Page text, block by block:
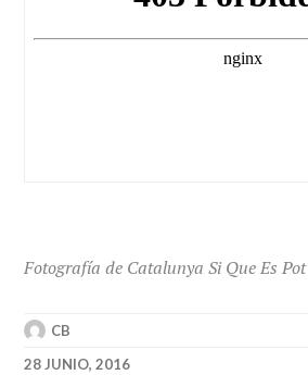
Fotografía de Catalunya Si Que Es Pot
CB
28 JUNIO, 2016